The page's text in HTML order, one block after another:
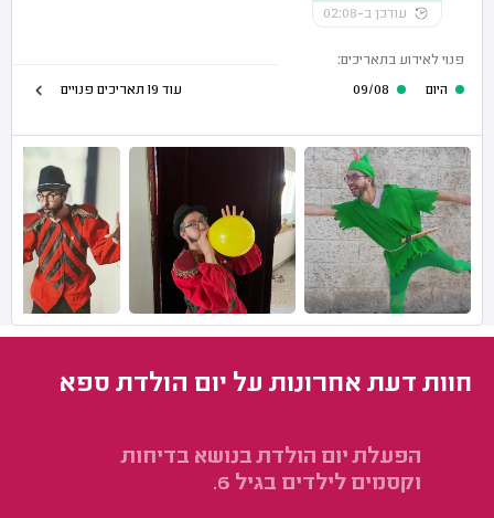
עודכן ב-02:08
פנוי לאירוע בתאריכים:
היום
עוד 19 תאריכים פנויים
חוות דעת אחרונות על יום הולדת ספא
הפעלת יום הולדת בנושא בדיחות
וקסמים לילדים בגיל 6.